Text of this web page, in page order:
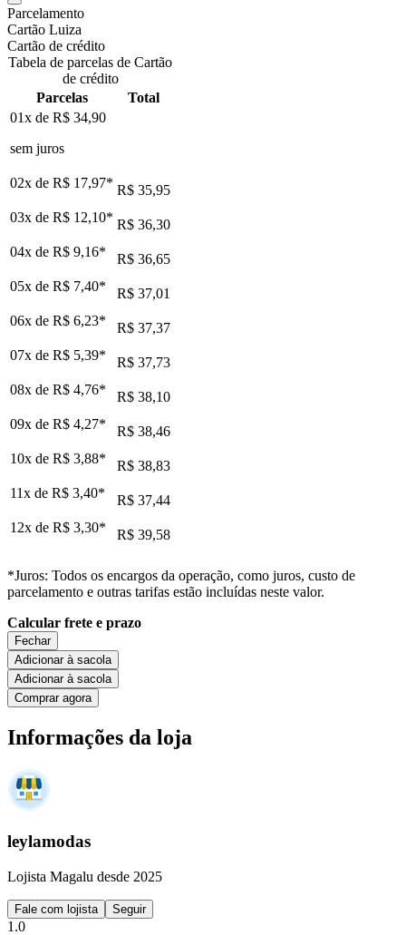
Parcelamento
Cartão Luiza
Cartão de crédito
Tabela de parcelas de Cartão
de crédito
Parcelas
Total
01x de R$ 34,90
sem juros
02x de R$ 17,97* R$ 35,95
03x de R$ 12,10* R$ 36,30
04x de R$ 9,16*
R$ 36,65
05x de R$ 7,40*
R$ 37,01
06x de R$ 6,23*
R$ 37,37
07x de R$ 5,39*
R$ 37,73
08x de R$ 4,76*
R$ 38,10
09x de R$ 4,27*
R$ 38,46
10x de R$ 3,88*
R$ 38,83
11x de R$ 3,40*
R$ 37,44
12x de R$ 3,30* R$ 39,58
*Juros: Todos os encargos da operação, como juros, custo de
parcelamento e outras tarifas estão incluídas neste valor.
Calcular frete e prazo
Fechar
Adicionar à sacola
Adicionar à sacola
Comprar agora
Informações da loja
leylamodas
Lojista Magalu desde 2025
Fale com lojista Seguir
1.0